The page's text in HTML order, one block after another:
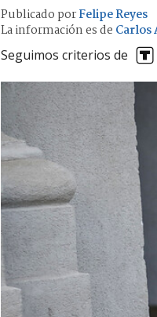
Publicado porFelipe Reyes
La información es de Carlos
Seguimos criterios de